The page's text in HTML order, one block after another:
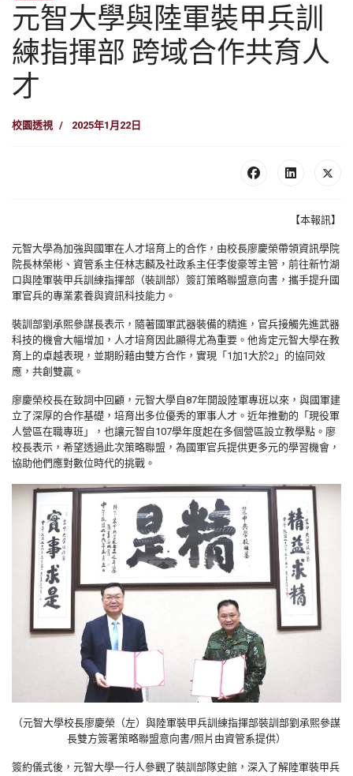
元智大學與陸軍裝甲兵訓
練指揮部 跨域合作共育人
才
校園透視 2025年1月22日
【本報訊】
元智大學為加強與國軍在人才培育上的合作，由校長廖慶榮帶領資訊學院
院長林榮彬、資管系主任林志麟及社政系主任李俊豪等主管，前往新竹湖
口與陸軍裝甲兵訓練指揮部（裝訓部）簽訂策略聯盟意向書，攜手提升國
軍官兵的專業素養與資訊科技能力。
裝訓部劉承熙參謀長表示，隨著國軍武器裝備的精進，官兵接觸先進武器
科技的機會大幅增加，人才培育因此顯得尤為重要。他肯定元智大學在教
育上的卓越表現，並期盼藉由雙方合作，實現「 1加1大於2 」的協同效
應，共創雙贏。
廖慶榮校長在致詞中回顧，元智大學自87年開設陸軍專班以來，與國軍建
立了深厚的合作基礎，培育出多位優秀的軍事人才。近年推動的「現役軍
人營區在職專班」，也讓元智自 107學年度起在多個營區設立教學點。廖
校長表示，希望透過此次策略聯盟，為國軍官兵提供更多元的學習機會，
協助他們應對數位時代的挑戰。
（元智大學校長廖慶榮（左）與陸軍裝甲兵訓練指揮部裝訓部劉承熙參謀
長雙方簽署策略聯盟意向書/照片由資管系提供）
簽約儀式後，元智大學一行人參觀了裝訓部隊史館，深入了解陸軍裝甲兵